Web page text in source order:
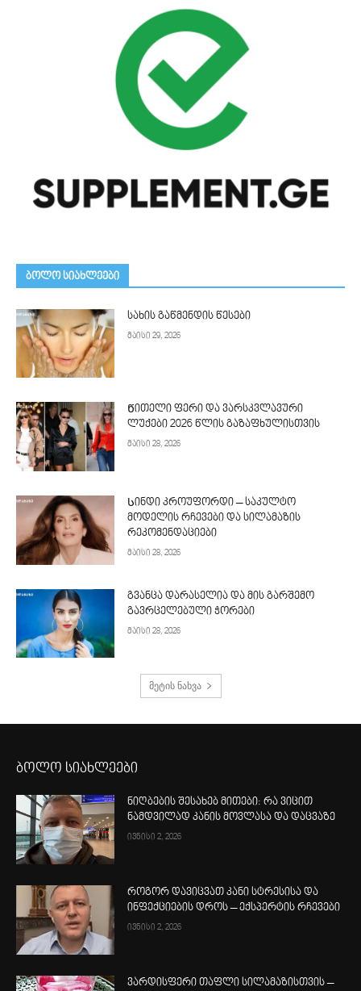
ᲑᲝᲚᲝ ᲡᲘᲐᲮᲚᲔᲔᲑᲘ
სახის გაწმენდის წესები
მაისი 29, 2026
Წითელი ფერი და ვარსკვლავური
ლუქები 2026 წლის გაზაფხულისთვის
მაისი 28, 2026
Სინდი კროუფორდი – საკულტო
მოდელის რჩევები და სილამაზის
რეკომენდაციები
მაისი 28, 2026
გვანცა დარასელია და მის გარშემო
გავრცელებული ჭორები
მაისი 28, 2026
მეტის ნახვა
ბოლო სიახლეები
ნიღბების შესახებ მითები: რა ვიცით
ნამდვილად კანის მოვლასა და დაცვაზე
ივნისი 2, 2026
როგორ დავიცვათ კანი სტრესისა და
ინფექციების დროს – ექსპერტის რჩევები
ივნისი 2, 2026
ვარდისფერი თაფლი სილამაზისთვის –